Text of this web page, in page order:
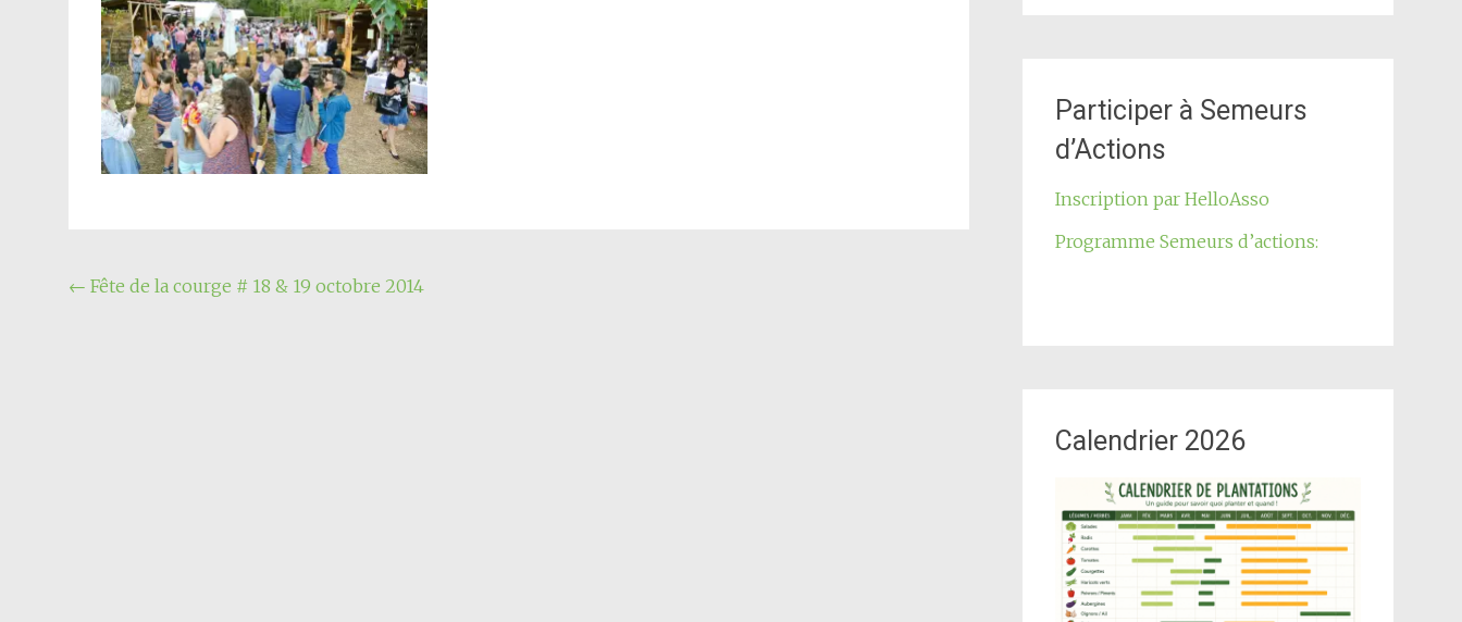
Navigation
← Fête de la courge # 18 & 19 octobre 2014
Participer à Semeurs
d’Actions
Inscription par HelloAsso
Programme Semeurs d’actions:
Calendrier 2026